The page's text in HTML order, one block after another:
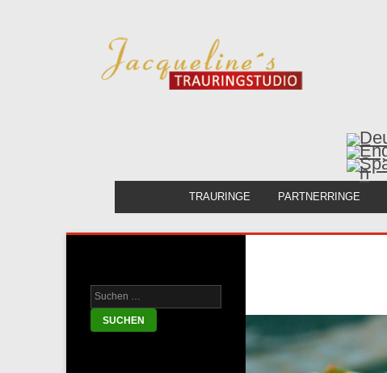
TRAURINGE PARTNERRINGE
Suche nach: